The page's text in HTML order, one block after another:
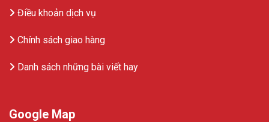
Điều khoản dịch vụ
Chính sách giao hàng
Danh sách những bài viết hay
Google Map